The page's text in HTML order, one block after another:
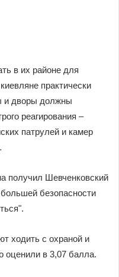
в их районе для
практически
и дворы должны
реагирования –
патрулей и камер
получил Шевченковский
безопасности
ходить с охраной и
оценили в 3,07 балла.